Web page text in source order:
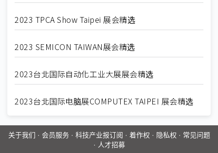
2023 TPCA Show Taipei 展会精选
2023 SEMICON TAIWAN展会精选
2023台北国际自动化工业大展展会精选
2023台北国际电脑展COMPUTEX TAIPEI 展会精选
关于我们 · 会员服务· 科技产业报订阅 · 着作权 · 隐私权 · 常见问题
· 人才招募